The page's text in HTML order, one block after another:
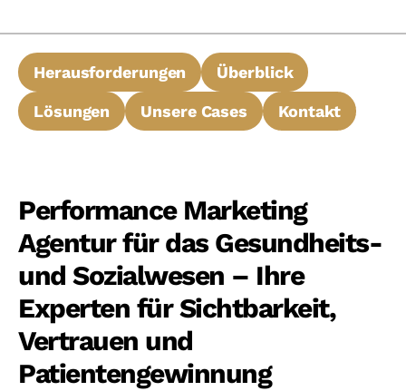
Herausforderungen Überblick
Lösungen Unsere Cases Kontakt
Performance Marketing
Agentur für das Gesundheits-
und Sozialwesen – Ihre
Experten für Sichtbarkeit,
Vertrauen und
Patientengewinnung